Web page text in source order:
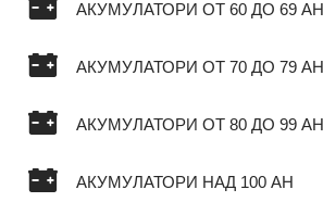
АКУМУЛАТОРИ ОТ 60 ДО 69 AH
АКУМУЛАТОРИ ОТ 70 ДО 79 AH
АКУМУЛАТОРИ ОТ 80 ДО 99 AH
АКУМУЛАТОРИ НАД 100 AH